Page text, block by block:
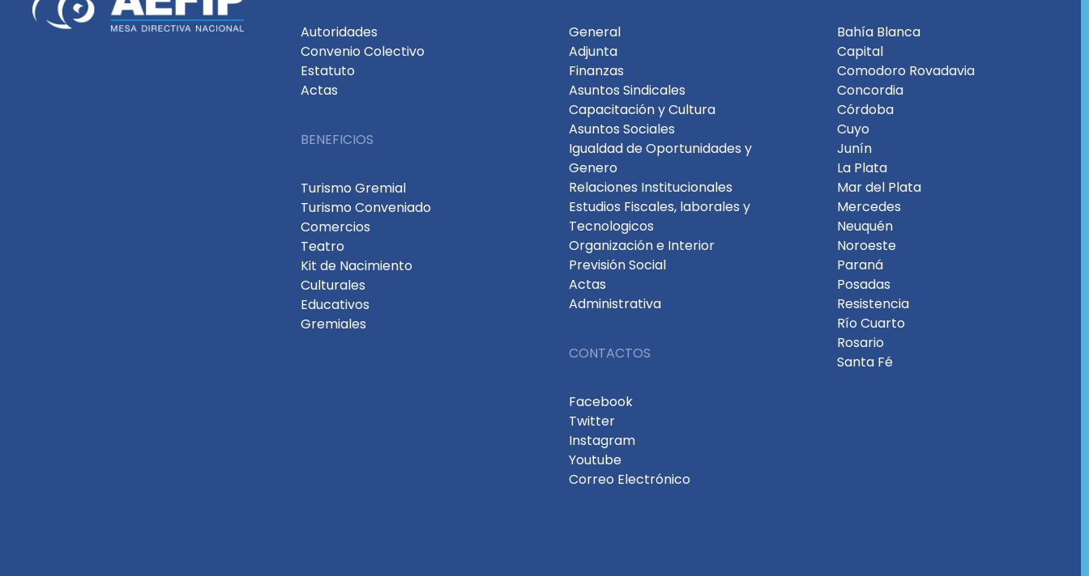
Autoridades
Convenio Colectivo
Estatuto
Actas
BENEFICIOS
Turismo Gremial
Turismo Conveniado
Comercios
Teatro
Kit de Nacimiento
Culturales
Educativos
Gremiales
General
Adjunta
Finanzas
Asuntos Sindicales
Capacitación y Cultura
Asuntos Sociales
Igualdad de Oportunidades y
Genero
Relaciones Institucionales
Estudios Fiscales, laborales y
Tecnologicos
Organización e Interior
Previsión Social
Actas
Administrativa
CONTACTOS
Facebook
Twitter
Instagram
Youtube
Correo Electrónico
Bahía Blanca
Capital
Comodoro Rovadavia
Concordia
Córdoba
Cuyo
Junín
La Plata
Mar del Plata
Mercedes
Neuquén
Noroeste
Paraná
Posadas
Resistencia
Río Cuarto
Rosario
Santa Fé